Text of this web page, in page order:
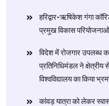
हरिद्वार-ऋषिकेश गंगा
प्रमुख विकास परियोजनाओं
विदेश में रोजगार उपलब्ध
प्रतिनिधिमंडल ने क्षेत्रीय
विश्वविद्यालय का किया
​कांवड़ यात्रा को लेकर